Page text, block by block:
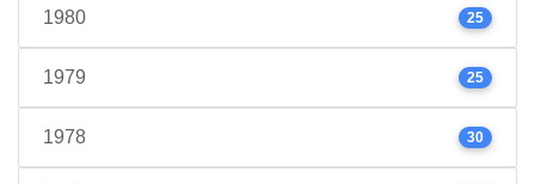
1980 25
1979 25
1978 30